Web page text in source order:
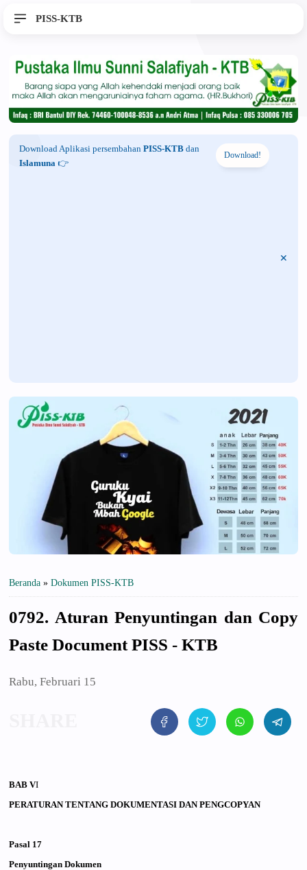
PISS-KTB
Download Aplikasi persembahan PISS-KTB dan
Islamuna 👉
Download!
Beranda » Dokumen PISS-KTB
0792. Aturan Penyuntingan dan Copy
Paste Document PISS - KTB
Rabu, Februari 15
BAB VI
PERATURAN TENTANG DOKUMENTASI DAN PENGCOPYAN
Pasal 17
Penyuntingan Dokumen